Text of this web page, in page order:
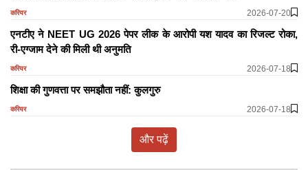
करियर 2026-07-20
एनटीए ने NEET UG 2026 पेपर लीक के आरोपी यश यादव का रिजल्ट रोका,
री-एग्जाम देने की मिली थी अनुमति
करियर 2026-07-18
शिक्षा की गुणवत्ता पर समझौता नहीं: कुलगुरु
करियर 2026-07-18
और पढ़ें